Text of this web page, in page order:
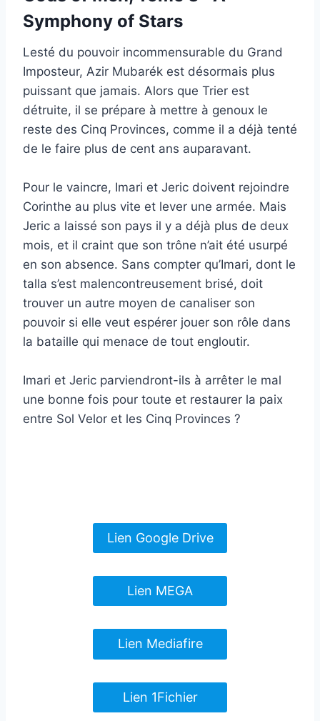
Symphony of Stars
Lesté du pouvoir incommensurable du Grand
Imposteur, Azir Mubarék est désormais plus
puissant que jamais. Alors que Trier est
détruite, il se prépare à mettre à genoux le
reste des Cinq Provinces, comme il a déjà tenté
de le faire plus de cent ans auparavant.
Pour le vaincre, Imari et Jeric doivent rejoindre
Corinthe au plus vite et lever une armée. Mais
Jeric a laissé son pays il y a déjà plus de deux
mois, et il craint que son trône n’ait été usurpé
en son absence. Sans compter qu’Imari, dont le
talla s’est malencontreusement brisé, doit
trouver un autre moyen de canaliser son
pouvoir si elle veut espérer jouer son rôle dans
la bataille qui menace de tout engloutir.
Imari et Jeric parviendront-ils à arrêter le mal
une bonne fois pour toute et restaurer la paix
entre Sol Velor et les Cinq Provinces ?
Lien Google Drive
Lien MEGA
Lien Mediafire
Lien 1Fichier